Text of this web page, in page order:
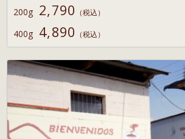
200g 2,790 （税込）
400g 4,890 （税込）